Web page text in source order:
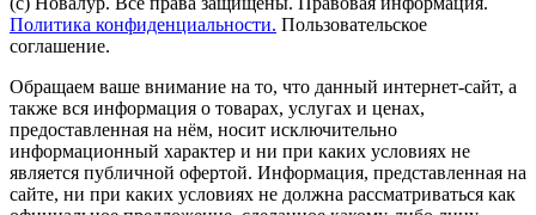
Политика конфиденциальности. Пользовательское
соглашение.
Обращаем ваше внимание на то, что данный интернет-сайт, а
также вся информация о товарах, услугах и ценах,
предоставленная на нём, носит исключительно
информационный характер и ни при каких условиях не
является публичной офертой. Информация, представленная на
сайте, ни при каких условиях не должна рассматриваться как